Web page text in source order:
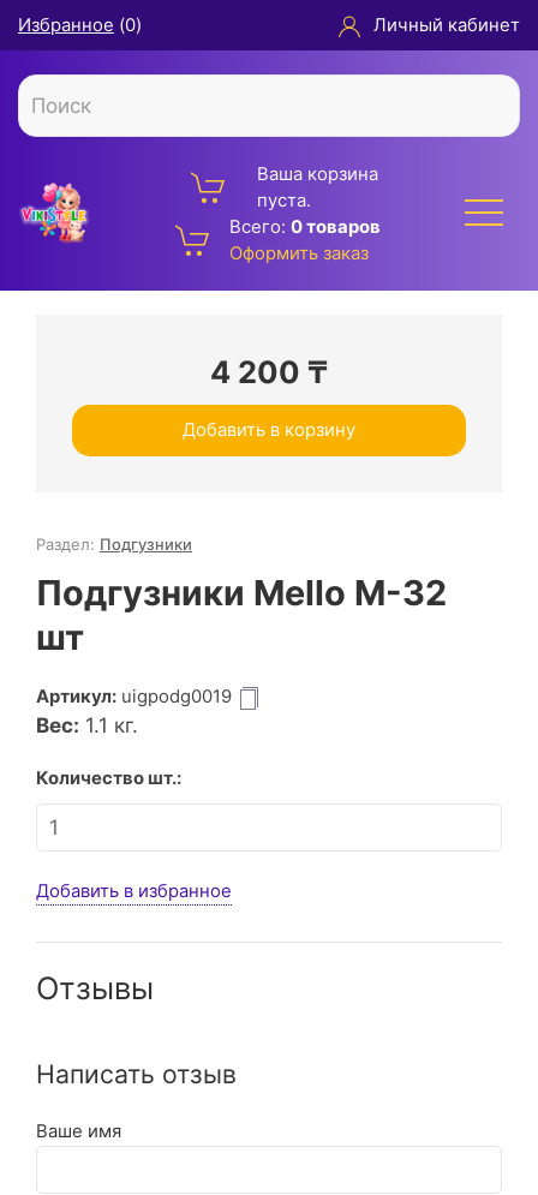
Избранное (0) Личный кабинет
Ваша корзина
пуста.
Всего: 0 товаров
Оформить заказ
4 200 ₸
Добавить в корзину
Раздел: Подгузники
Подгузники Mello M-32
шт
Артикул: uigpodg0019
Вес: 1.1 кг.
Количество шт.:
Добавить в избранное
Отзывы
Написать отзыв
Ваше имя